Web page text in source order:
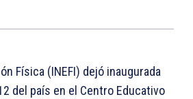
Física (INEFI) dejó inaugurada
del país en el Centro Educativo